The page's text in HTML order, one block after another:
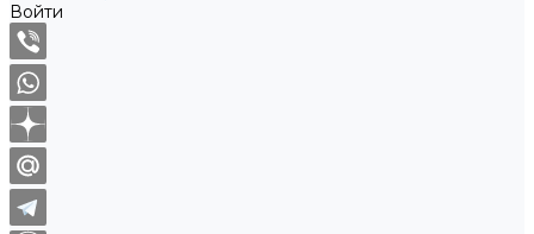
Войти